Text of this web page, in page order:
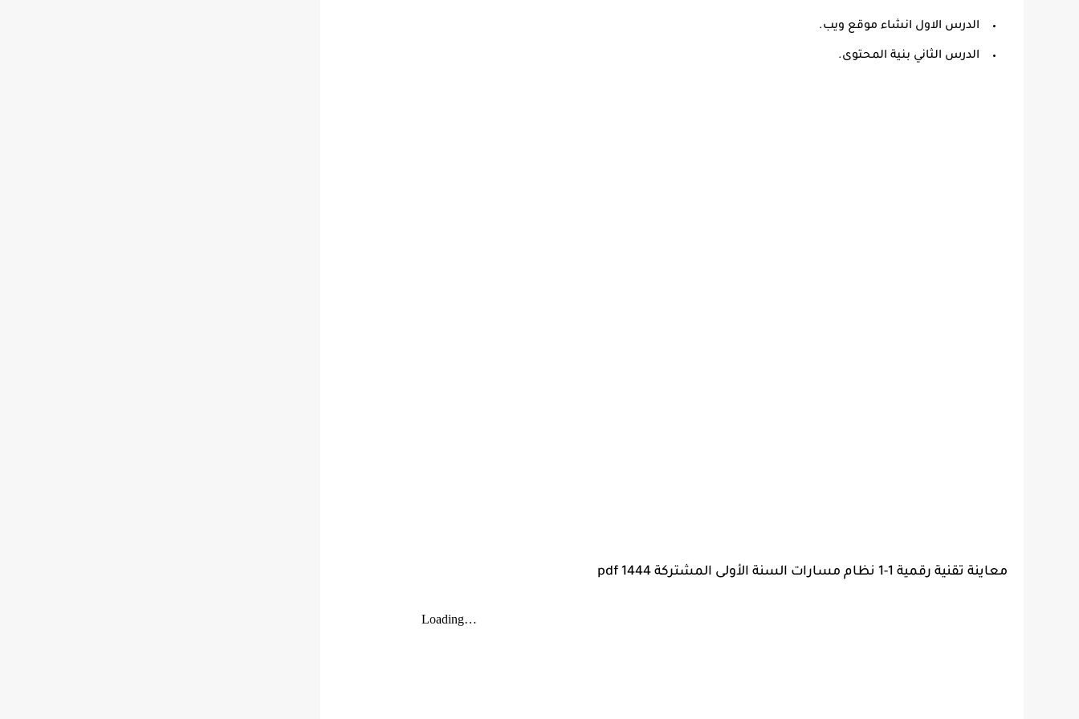
الدرس الاول انشاء موقع ويب.
الدرس الثاني بنية المحتوى.
معاينة تقنية رقمية 1-1 نظام مسارات السنة الأولى المشتركة 1444 pdf